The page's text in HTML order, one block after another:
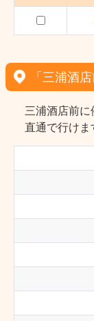
「三浦酒
三浦酒店前に
直通で行けま